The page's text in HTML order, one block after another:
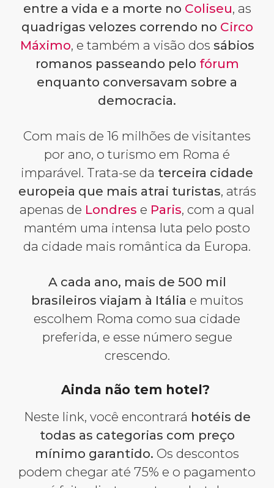
entre a vida e a morte no Coliseu, as
quadrigas velozes correndo no Circo
Máximo, e também a visão dos sábios
romanos passeando pelo fórum
enquanto conversavam sobre a
democracia.
Com mais de 16 milhões de visitantes
por ano, o turismo em Roma é
imparável. Trata-se da terceira cidade
europeia que mais atrai turistas, atrás
apenas de Londres e Paris, com a qual
mantém uma intensa luta pelo posto
da cidade mais romântica da Europa.
A cada ano, mais de 500 mil
brasileiros viajam à Itália e muitos
escolhem Roma como sua cidade
preferida, e esse número segue
crescendo.
Ainda não tem hotel?
Neste link, você encontrará hotéis de
todas as categorias com preço
mínimo garantido. Os descontos
podem chegar até 75% e o pagamento